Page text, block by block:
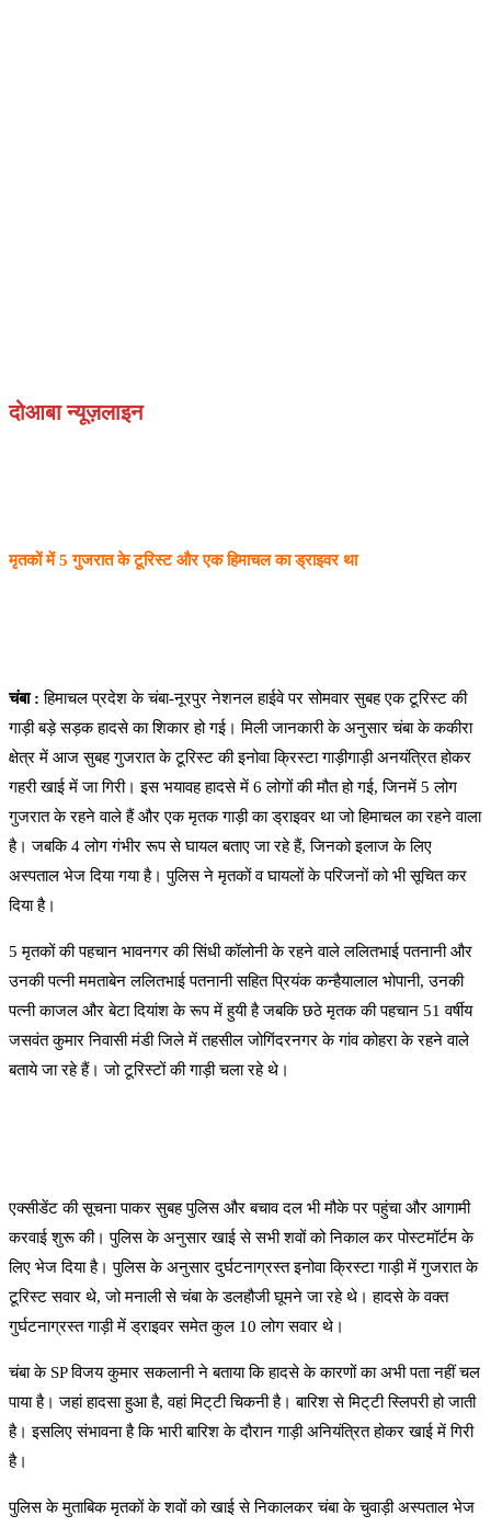
दोआबा न्यूज़लाइन
मृतकों में 5 गुजरात के टूरिस्ट और एक हिमाचल का ड्राइवर था
चंबा : हिमाचल प्रदेश के चंबा-नूरपुर नेशनल हाईवे पर सोमवार सुबह एक टूरिस्ट की
गाड़ी बड़े सड़क हादसे का शिकार हो गई। मिली जानकारी के अनुसार चंबा के ककीरा
क्षेत्र में आज सुबह गुजरात के टूरिस्ट की इनोवा क्रिस्टा गाड़ीगाड़ी अनयंत्रित होकर
गहरी खाई में जा गिरी। इस भयावह हादसे में 6 लोगों की मौत हो गई, जिनमें 5 लोग
गुजरात के रहने वाले हैं और एक मृतक गाड़ी का ड्राइवर था जो हिमाचल का रहने वाला
है। जबकि 4 लोग गंभीर रूप से घायल बताए जा रहे हैं, जिनको इलाज के लिए
अस्पताल भेज दिया गया है। पुलिस ने मृतकों व घायलों के परिजनों को भी सूचित कर
दिया है।
5 मृतकों की पहचान भावनगर की सिंधी कॉलोनी के रहने वाले ललितभाई पतनानी और
उनकी पत्नी ममताबेन ललितभाई पतनानी सहित प्रियंक कन्हैयालाल भोपानी, उनकी
पत्नी काजल और बेटा दियांश के रूप में हुयी है जबकि छठे मृतक की पहचान 51 वर्षीय
जसवंत कुमार निवासी मंडी जिले में तहसील जोगिंदरनगर के गांव कोहरा के रहने वाले
बताये जा रहे हैं। जो टूरिस्टों की गाड़ी चला रहे थे।
एक्सीडेंट की सूचना पाकर सुबह पुलिस और बचाव दल भी मौके पर पहुंचा और आगामी
करवाई शुरू की। पुलिस के अनुसार खाई से सभी शवों को निकाल कर पोस्टमॉर्टम के
लिए भेज दिया है। पुलिस के अनुसार दुर्घटनाग्रस्त इनोवा क्रिस्टा गाड़ी में गुजरात के
टूरिस्ट सवार थे, जो मनाली से चंबा के डलहौजी घूमने जा रहे थे। हादसे के वक्त
गुर्घटनाग्रस्त गाड़ी में ड्राइवर समेत कुल 10 लोग सवार थे।
चंबा के SP विजय कुमार सकलानी ने बताया कि हादसे के कारणों का अभी पता नहीं चल
पाया है। जहां हादसा हुआ है, वहां मिट्‌टी चिकनी है। बारिश से मिट्‌टी स्लिपरी हो जाती
है। इसलिए संभावना है कि भारी बारिश के दौरान गाड़ी अनियंत्रित होकर खाई में गिरी
है।
पुलिस के मुताबिक मृतकों के शवों को खाई से निकालकर चंबा के चुवाड़ी अस्पताल भेज